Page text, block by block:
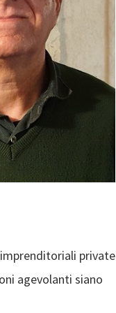
private
agevolanti siano